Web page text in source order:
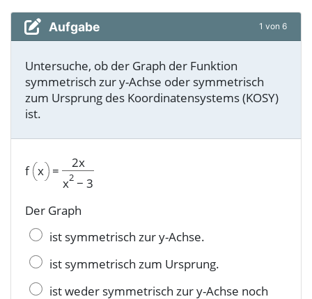
Aufgabe 1 von 6
Untersuche, ob der Graph der Funktion
symmetrisch zur y-Achse oder symmetrisch
zum Ursprung des Koordinatensystems (KOSY)
ist.
f x =
2x
x2 − 3
Der Graph
ist symmetrisch zur y-Achse.
ist symmetrisch zum Ursprung.
ist weder symmetrisch zur y-Achse noch